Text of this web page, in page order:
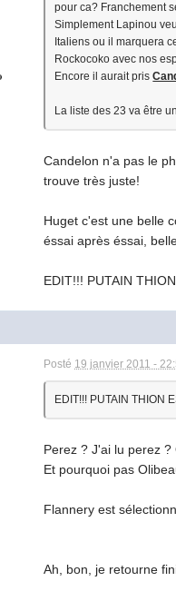
pour ca? Franchement
Simplement Lapinou
Italiens ou il marquera
Rockocoko avec nos
Encore il aurait pris
La liste des 23 va être
Candelon n'a pas le
trouve très juste!
Huget c'est une belle
éssai après éssai,
EDIT!!! PUTAIN
Posté 19 janvier 2011 -
EDIT!!! PUTAIN THION
Perez ? J'ai lu perez
Et pourquoi pas
Flannery est
Ah, bon, je retourne